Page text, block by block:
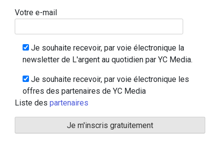
Votre e-mail
Je souhaite recevoir, par voie électronique la
newsletter de L'argent au quotidien par YC Media.
Je souhaite recevoir, par voie électronique les
offres des partenaires de YC Media
Liste des partenaires